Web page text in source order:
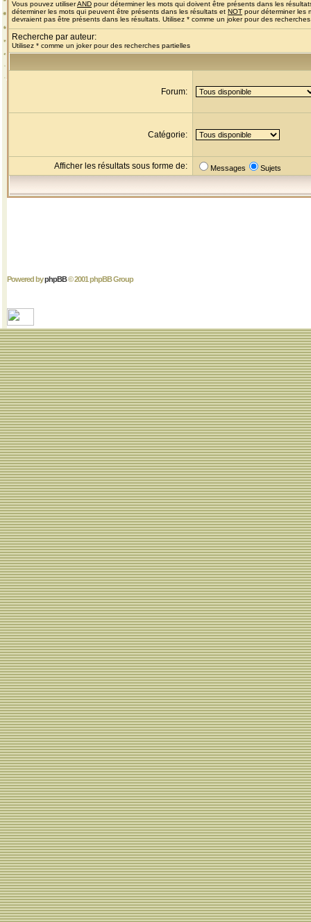
Vous pouvez utiliserAND pour déterminer les mots qui doivent être présents dans les
déterminer les mots qui peuvent être présents dans les résultats et NOT pour déterminer les
devraient pas être présents dans les résultats. Utilisez * comme un joker pour des
Recherche par auteur:
Utilisez * comme un joker pour des recherches partielles
Forum:
Catégorie:
Afficher les résultats sous forme de: Messages Sujets
Powered byphpBB© 2001 phpBB Group